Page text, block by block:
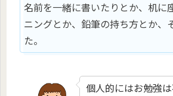
名前を一緒に書いたりとか、机に
ニングとか、鉛筆の持ち方とか、
た。
個人的にはお勉強